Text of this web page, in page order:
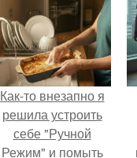
Как-то внезапно я
решила устроить
себе "Ручной
Режим" и помыть